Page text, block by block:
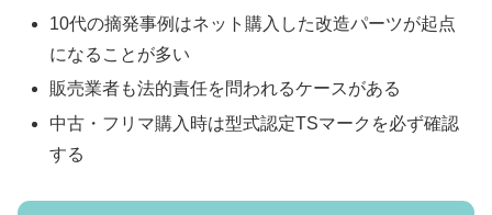
10代の摘発事例はネット購入した改造パーツが起点
になることが多い
販売業者も法的責任を問われるケースがある
中古・フリマ購入時は型式認定TSマークを必ず確認
する